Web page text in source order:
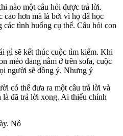
nào một câu hỏi được trả lời.
hơn mà là bởi vì họ đã học
tình huống cụ thể. Câu hỏi con
gì sẽ kết thúc cuộc tìm kiếm. Khi
mèo đang nằm ở trên sofa, cuộc
người sẽ đồng ý. Nhưng ý
có thể đưa ra một câu trả lời và
đã trả lời xong. Ai thiếu chính
Nó